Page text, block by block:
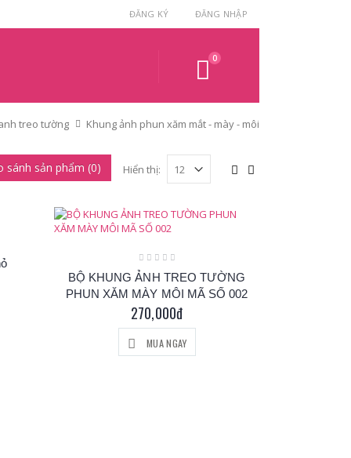
ĐĂNG KÝ ĐĂNG NHẬP
0
treo tường Khung ảnh phun xăm mắt - mày - môi
Hiển thị:
sánh sản phẩm (0)
BỘ KHUNG ẢNH TREO TƯỜNG
PHUN XĂM MÀY MÔI MÃ SỐ 002
270,000đ
MUA NGAY